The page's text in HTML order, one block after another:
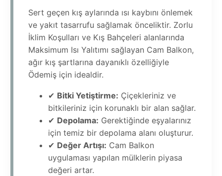
Sert geçen kış aylarında ısı kaybını önlemek
ve yakıt tasarrufu sağlamak önceliktir. Zorlu
İklim Koşulları ve Kış Bahçeleri alanlarında
Maksimum Isı Yalıtımı sağlayan Cam Balkon,
ağır kış şartlarına dayanıklı özelliğiyle
Ödemiş için idealdir.
✔ Bitki Yetiştirme: Çiçekleriniz ve
bitkileriniz için korunaklı bir alan sağlar.
✔ Depolama: Gerektiğinde eşyalarınız
için temiz bir depolama alanı oluşturur.
✔ Değer Artışı: Cam Balkon
uygulaması yapılan mülklerin piyasa
değeri artar.